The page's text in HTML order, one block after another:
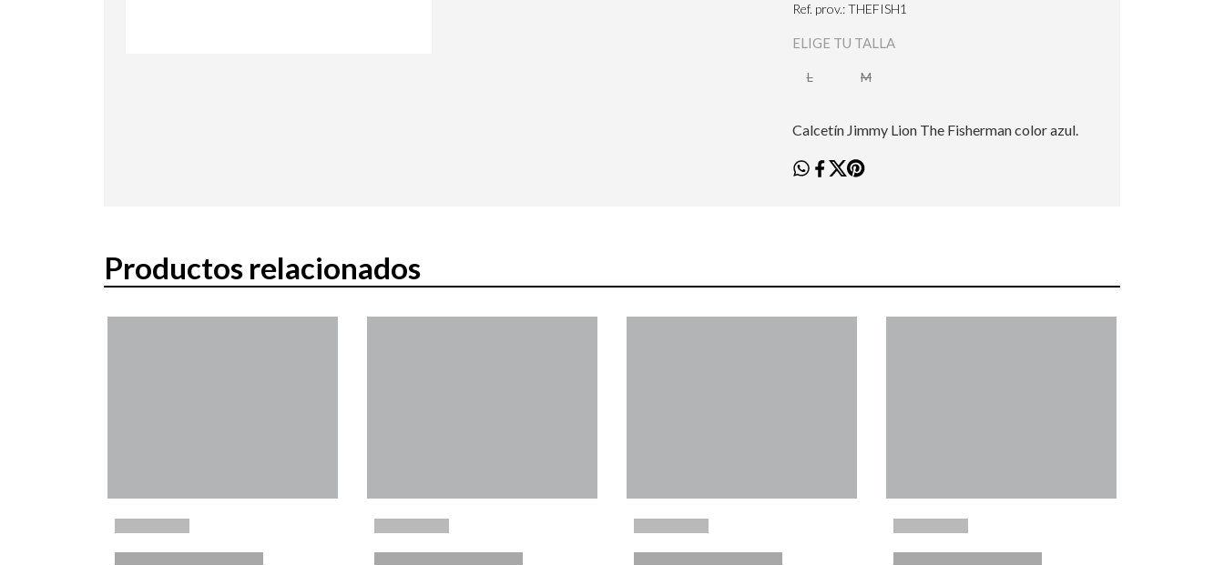
Ref. prov.: THEFISH1
ELIGE TU TALLA
L M
Calcetín Jimmy Lion The Fisherman color azul.
Productos relacionados